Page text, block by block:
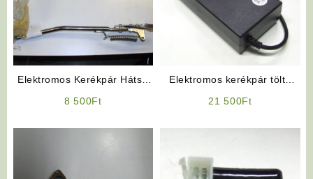
Elektromos Kerékpár Hátsó
8 500Ft
Elektromos kerékpár töltő
21 500Ft